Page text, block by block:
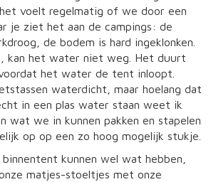
voelt regelmatig of we door een
je ziet het aan de campings: de
de bodem is hard ingeklonken.
kan het water niet weg. Het duurt
het water de tent inloopt.
waterdicht, maar hoelang dat
in een plas water staan weet ik
wat we in kunnen pakken en stapelen
op op een zo hoog mogelijk stukje.
kunnen wel wat hebben,
matjes-stoeltjes met onze